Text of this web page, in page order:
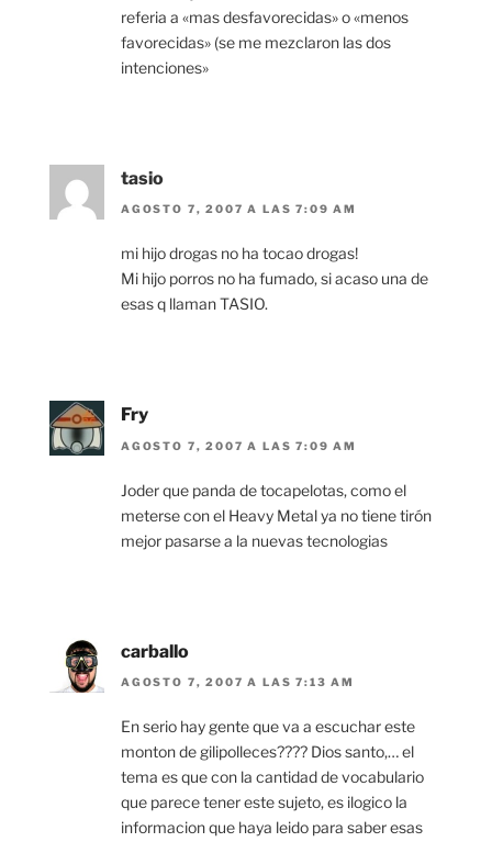
referia a «mas desfavorecidas» o «menos
favorecidas» (se me mezclaron las dos
intenciones»
tasio
AGOSTO 7, 2007 A LAS 7:09 AM
mi hijo drogas no ha tocao drogas!
Mi hijo porros no ha fumado, si acaso una de
esas q llaman TASIO.
Fry
AGOSTO 7, 2007 A LAS 7:09 AM
Joder que panda de tocapelotas, como el
meterse con el Heavy Metal ya no tiene tirón
mejor pasarse a la nuevas tecnologias
carballo
AGOSTO 7, 2007 A LAS 7:13 AM
En serio hay gente que va a escuchar este
monton de gilipolleces???? Dios santo,… el
tema es que con la cantidad de vocabulario
que parece tener este sujeto, es ilogico la
informacion que haya leido para saber esas